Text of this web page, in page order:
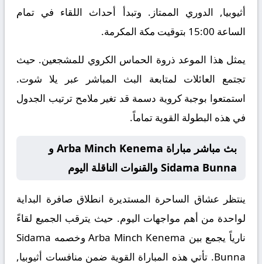
أثيوبيا, الدوري الممتاز. وتبدأ أحداث اللقاء في تمام
الساعة 15:00 بتوقيت مكة المكرمة.
يمثل هذا الموعد ذروة الحماس الكروي للمشجعين. حيث
تجتمع العائلات لمتابعة البث المباشر عبر يلا شوت.
استمتعوا بوجبة كروية دسمة قد تغير ملامح ترتيب الجدول
في هذه البطولة القوية تماماً.
بث مباشر مباراة Arba Minch Kenema و
Sidama Bunna والقنوات الناقلة اليوم
ينتظر عشاق الساحرة المستديرة انطلاق صافرة البداية
لواحدة من أهم مواجهات اليوم. حيث يترقب الجميع لقاءً
نارياً يجمع بين Arba Minch Kenemaوخصمه Sidama
Bunna. تأتي هذه المباراة القوية ضمن منافسات أثيوبيا,